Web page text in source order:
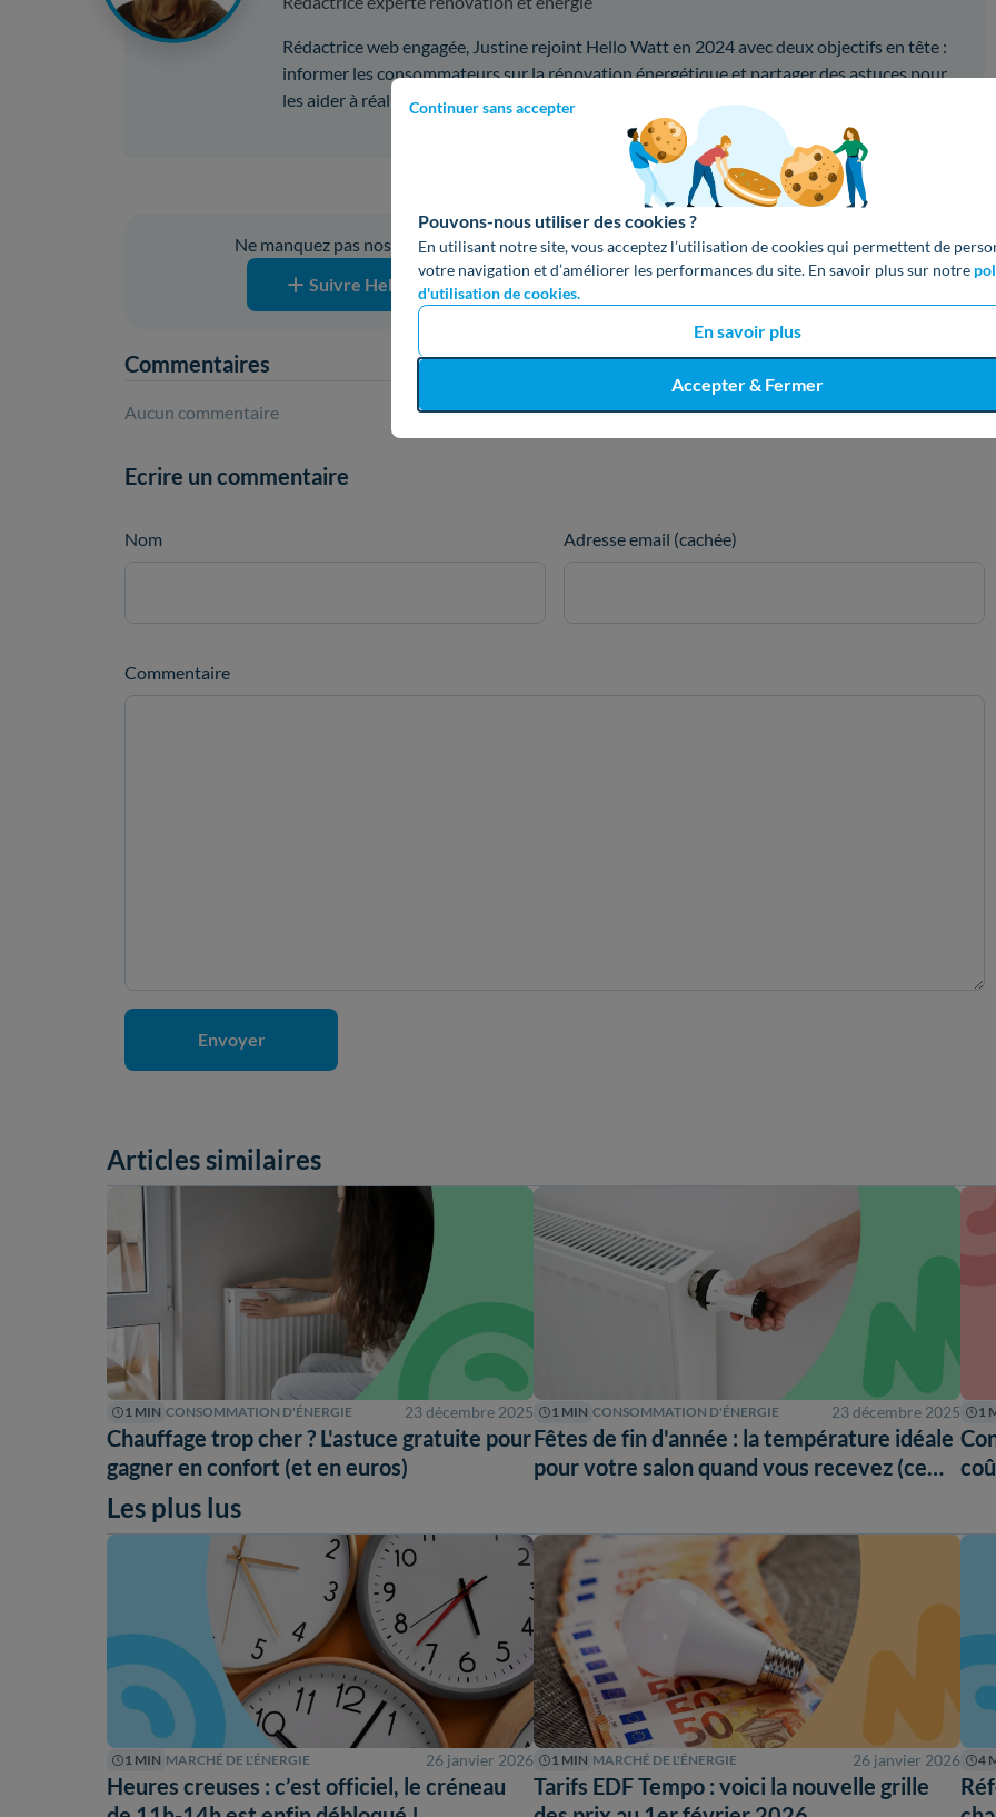
Continuer sans accepter
Pouvons-nous utiliser des cookies ?
En utilisant notre site, vous acceptez l’utilisation de cookies qui permettent de
votre navigation et d’améliorer les performances du site. En savoir plus sur notre
d'utilisation de cookies.
En savoir plus
Accepter & Fermer
Rédactrice web engagée, Justine rejoint Hello Watt en 2024 avec deux objectifs en tête :
informer les consommateurs sur la rénovation énergétique et partager des astuces pour
les aider à réaliser des économies.
Vous avez aimé cet article ?
Ne manquez pas nos prochaines publications !
Suivre Hello Watt sur Google
Partagez cet article sur vos réseaux :
Commentaires
Aucun commentaire
Ecrire un commentaire
Nom Adresse email (cachée)
Commentaire
Articles similaires
1 MIN CONSOMMATION D'ÉNERGIE 23 décembre 2025
Chauffage trop cher ? L'astuce gratuite pour
gagner en confort (et en euros)
1 MIN CONSOMMATION D'ÉNERGIE 23 décembre 2025
Fêtes de fin d'année : la température idéale
pour votre salon quand vous recevez (ce
1
Les plus lus
1 MIN MARCHÉ DE L'ÉNERGIE 26 janvier 2026
Heures creuses : c’est officiel, le créneau
1 MIN MARCHÉ DE L'ÉNERGIE 26 janvier 2026
Tarifs EDF Tempo : voici la nouvelle grille
4